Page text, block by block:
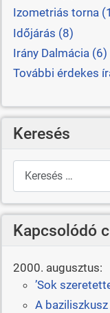
Izometriás torna
Időjárás (8)
Irány Dalmácia (6)
További érdekes
Keresés
Keresés
Kapcsolódó
2000. augusztus:
’Sok
A baziliszkusz